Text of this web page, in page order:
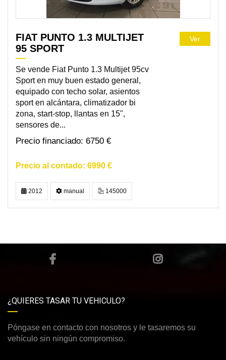
FIAT PUNTO 1.3 MULTIJET
95 SPORT
Se vende Fiat Punto 1.3 Multijet 95cv
Sport en muy buen estado general,
equipado con techo solar, asientos
sport en alcántara, climatizador bi
zona, start-stop, llantas en 15",
sensores de...
6750 €
6990 €
Ver
2012 manual 145000
¿QUIERES TASAR TU VEHICULO?
Póngase en contacto con nosotros y le tasaremos su
vehículo sin ningún compromiso.